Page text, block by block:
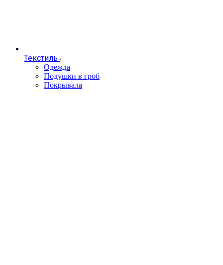
Текстиль
Одежда
Подушки в гроб
Покрывала